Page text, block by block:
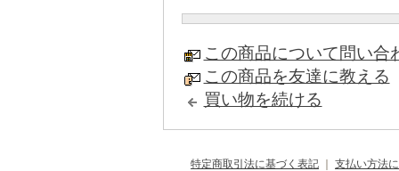
この商品について問い合
この商品を友達に教える
買い物を続ける
特定商取引法に基づく表記 支払い方法